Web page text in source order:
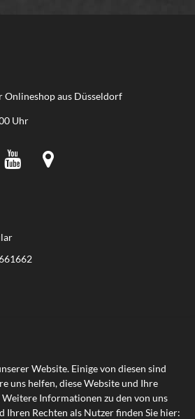
Onlineshop aus Düsseldorf
Uhr
Website. Einige von diesen sind
uns helfen, diese Website und Ihre
Informationen zu den von uns
Ihren Rechten als Nutzer finden Sie hier: